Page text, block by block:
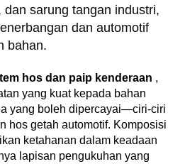
sarung tangan industri,
dan automotif
bahan.
hos dan paip kenderaan ,
yang kuat kepada bahan
yang boleh dipercayai—ciri-ciri
hos getah automotif. Komposisi
ketahanan dalam keadaan
lapisan pengukuhan yang